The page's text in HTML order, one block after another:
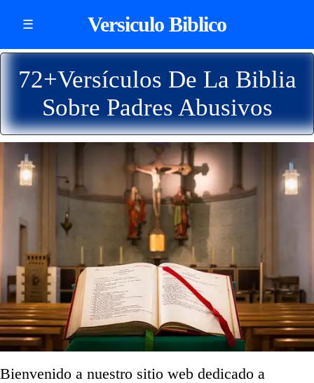
☰ Versiculo Biblico
72+Versículos De La Biblia
Sobre Padres Abusivos
Bienvenido a nuestro sitio web dedicado a